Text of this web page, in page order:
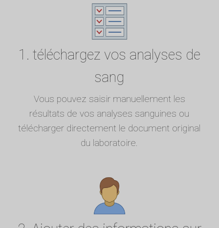
1. téléchargez vos analyses de
sang
Vous pouvez saisir manuellement les
résultats de vos analyses sanguines ou
télécharger directement le document original
du laboratoire.